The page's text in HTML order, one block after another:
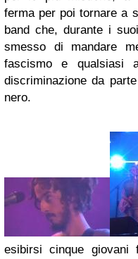
ferma per poi tornare a
band che, durante i
smesso di mandare
fascismo e qualsiasi
discriminazione da
nero.
esibirsi cinque